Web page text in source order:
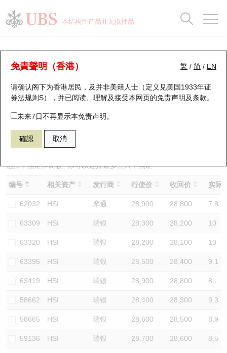
本结构性产品并无抵押品
繁 / 简 / EN
免責聲明（香港）
请确认阁下为香港居民，及并非美籍人士（定义见美国1933年证
券法规则S），并已阅读、理解及接受本网页的免责声明及条款。
未来7日不再显示本免责声明。
確認 取消
牛熊证分析仪
表现 街货统计 比较
62112 瑞银熊证 HSI 恒生指数
选择牛熊证作比较 *你可以选择最多三只牛熊证
编号 相关资产 发行商 行使价 收回价 实际
62032 HSI 摩通 28,900 28,800 7.8
63309 HSI 瑞银 28,300 28,200 10
63320 HSI 瑞银 28,200 28,100 10
63395 HSI 瑞银 28,500 28,400 9.1
63419 HSI 瑞银 28,900 28,800 8
58662 HSI 瑞银 28,400 28,300 9.3
58665 HSI 瑞银 28,600 28,500 8.9
59136 HSI 瑞银 28,700 28,600 8.5
瑞银认股证一览
新发行瑞银认股证
即将到期认股证
认股证到期结算价查找
认股证分析仪
认股证速算机
认股证/牛熊证日志
认股证文件及公告
街货统计
比较
牛熊全景快搜
牛熊证搜寻
牛熊证街货分布图
正股牛熊证列表
新发行瑞银牛熊证
已收回牛熊证剩余价值
牛熊证到期结算价查找
牛熊证分析仪
牛熊证文件及公告
牛熊证文件及公告 (瑞信)
街货统计
比较
十大升幅/跌幅
十大认股证成交分布
十天股证占大市成交
资金流
街货统计
三十大平均引伸波幅
正股分析仪
二十大活跃股份
恒指成份股
国指成份股
科指成份股
相关资产沽空
中资ETFs溢价比较
AH 股价对照
ADR
收市竞价变化
持股比重
显示所有持股比重
每月轮证大市专题
轮证专栏
讲座及教育短片
认股证投资者教育
牛熊证投资者教育
认股证牛熊证常问问题